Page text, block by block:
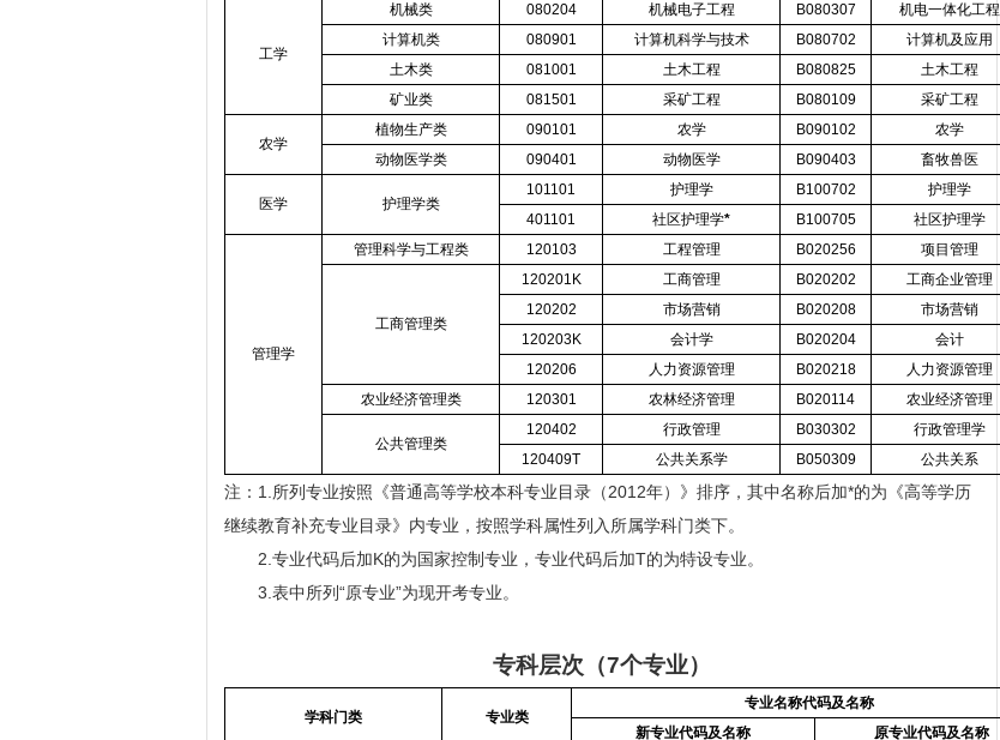
工学
机械类 080204 机械电子工程 B080307 机电一体化工程
计算机类
080901 计算机科学与技术 B080702 计算机及应用
土木类
081001 土木工程 B080825 土木工程
矿业类
081501 采矿工程 B080109 采矿工程
农学
植物生产类 090101 农学 B090102 农学
动物医学类
090401 动物医学 B090403 畜牧兽医
医学 护理学类
101101 护理学 B100702 护理学
401101
社区护理学* B100705 社区护理学
管理学
管理科学与工程类 120103 工程管理 B020256 项目管理
工商管理类
120201K 工商管理 B020202 工商企业管理
120202
市场营销 B020208 市场营销
120203K
会计学 B020204 会计
120206
人力资源管理 B020218 人力资源管理
农业经济管理类
120301 农林经济管理 B020114 农业经济管理
公共管理类
120402 行政管理 B030302 行政管理学
120409T
公共关系学 B050309 公共关系
注：1.所列专业按照《普通高等学校本科专业目录（2012年）》排序，其中名称后加*的为《高等学历
继续教育补充专业目录》内专业，按照学科属性列入所属学科门类下。
2.专业代码后加K的为国家控制专业，专业代码后加T的为特设专业。
3.表中所列“原专业”为现开考专业。
专科层次（7个专业）
学科门类 专业类
专业名称代码及名称
新专业代码及名称
原专业代码及名称